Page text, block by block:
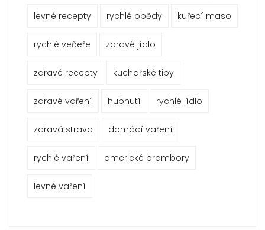
levné recepty rychlé obědy kuřecí maso
rychlé večeře zdravé jídlo
zdravé recepty kuchařské tipy
zdravé vaření hubnutí rychlé jídlo
zdravá strava domácí vaření
rychlé vaření americké brambory
levné vaření